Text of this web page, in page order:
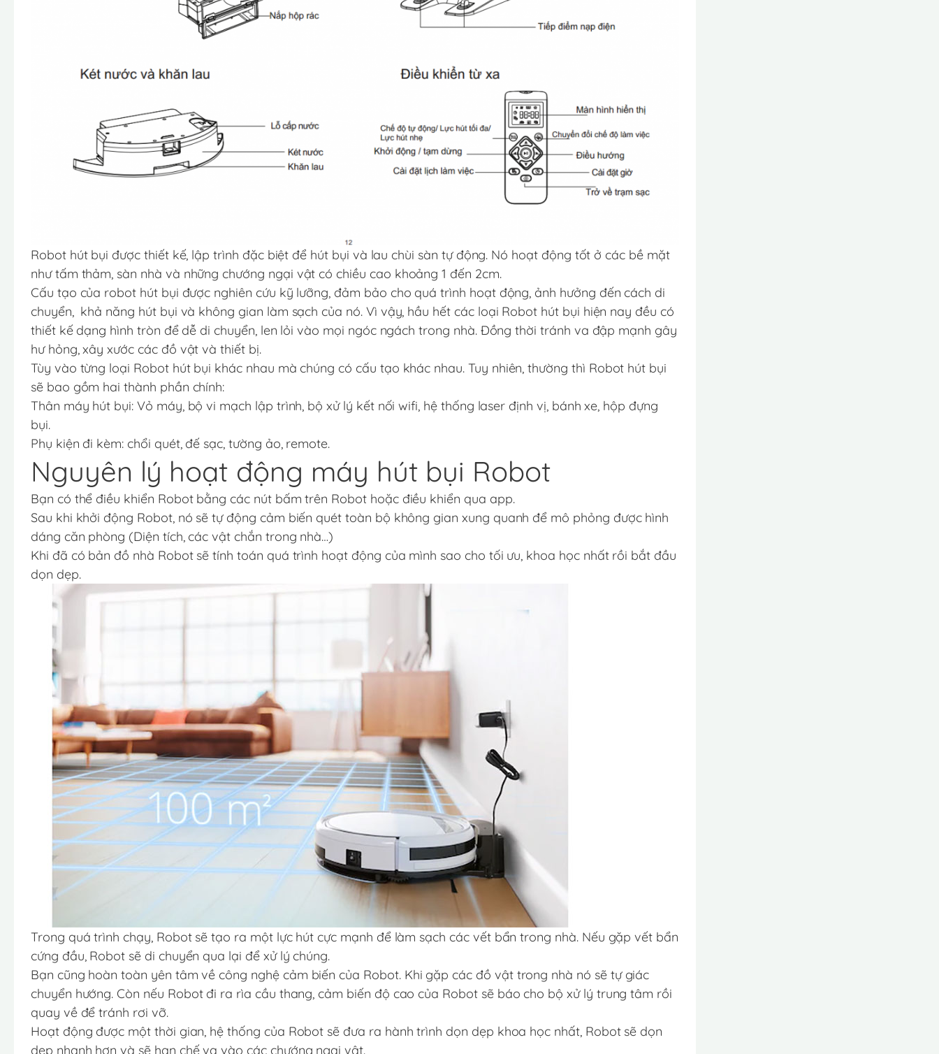
Robot hút bụi được thiết kế, lập trình đặc biệt để hút bụi và lau chùi sàn tự động. Nó hoạt động tốt ở các bề mặt
như tấm thảm, sàn nhà và những chướng ngại vật có chiều cao khoảng 1 đến 2cm.
Cấu tạo của robot hút bụi được nghiên cứu kỹ lưỡng, đảm bảo cho quá trình hoạt động, ảnh hưởng đến cách di
chuyển, khả năng hút bụi và không gian làm sạch của nó. Vì vậy, hầu hết các loại Robot hút bụi hiện nay đều có
thiết kế dạng hình tròn để dễ di chuyển, len lỏi vào mọi ngóc ngách trong nhà. Đồng thời tránh va đập mạnh gây
hư hỏng, xây xước các đồ vật và thiết bị.
Tùy vào từng loại Robot hút bụi khác nhau mà chúng có cấu tạo khác nhau. Tuy nhiên, thường thì Robot hút bụi
sẽ bao gồm hai thành phần chính:
Thân máy hút bụi: Vỏ máy, bộ vi mạch lập trình, bộ xử lý kết nối wifi, hệ thống laser định vị, bánh xe, hộp đựng
bụi.
Phụ kiện đi kèm: chổi quét, đế sạc, tường ảo, remote.
Nguyên lý hoạt động máy hút bụi Robot
Bạn có thể điều khiển Robot bằng các nút bấm trên Robot hoặc điều khiển qua app.
Sau khi khởi động Robot, nó sẽ tự động cảm biến quét toàn bộ không gian xung quanh để mô phỏng được hình
dáng căn phòng (Diện tích, các vật chắn trong nhà…)
Khi đã có bản đồ nhà Robot sẽ tính toán quá trình hoạt động của mình sao cho tối ưu, khoa học nhất rồi bắt đầu
dọn dẹp.
Trong quá trình chạy, Robot sẽ tạo ra một lực hút cực mạnh để làm sạch các vết bẩn trong nhà. Nếu gặp vết bẩn
cứng đầu, Robot sẽ di chuyển qua lại để xử lý chúng.
Bạn cũng hoàn toàn yên tâm về công nghệ cảm biến của Robot. Khi gặp các đồ vật trong nhà nó sẽ tự giác
chuyển hướng. Còn nếu Robot đi ra rìa cầu thang, cảm biến độ cao của Robot sẽ báo cho bộ xử lý trung tâm rồi
quay về để tránh rơi vỡ.
Hoạt động được một thời gian, hệ thống của Robot sẽ đưa ra hành trình dọn dẹp khoa học nhất, Robot sẽ dọn
dẹp nhanh hơn và sẽ hạn chế va vào các chướng ngại vật.